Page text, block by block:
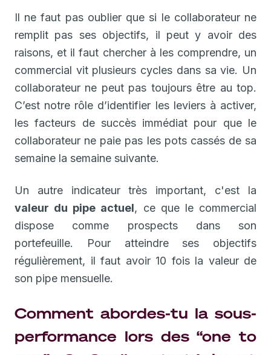
Il ne faut pas oublier que si le collaborateur ne
remplit pas ses objectifs, il peut y avoir des
raisons, et il faut chercher à les comprendre, un
commercial vit plusieurs cycles dans sa vie. Un
collaborateur ne peut pas toujours être au top.
C’est notre rôle d’identifier les leviers à activer,
les facteurs de succès immédiat pour que le
collaborateur ne paie pas les pots cassés de sa
semaine la semaine suivante.
Un autre indicateur très important, c'est la
valeur du pipe actuel, ce que le commercial
dispose comme prospects dans son
portefeuille. Pour atteindre ses objectifs
régulièrement, il faut avoir 10 fois la valeur de
son pipe mensuelle.
Comment abordes-tu la sous-
performance lors des “one to